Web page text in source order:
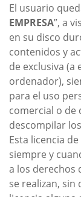
El usuario
EMPRESA”, a
en su disco
contenidos y
de exclusiva (a
ordenador),
para el uso
comercial o
descompilar
Esta licencia
siempre y
a los derechos
se realizan, sin